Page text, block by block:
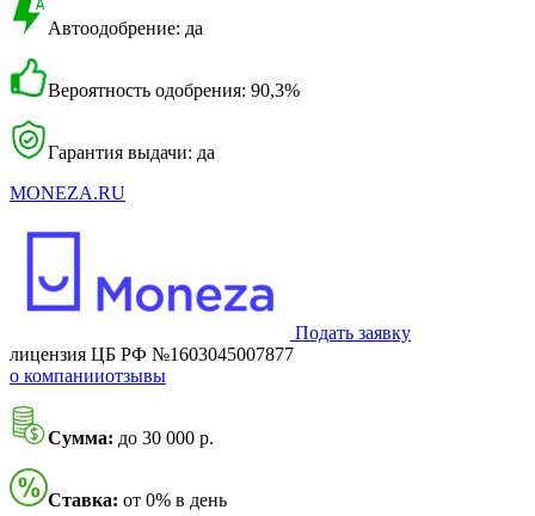
Автоодобрение: да
Вероятность одобрения: 90,3%
Гарантия выдачи: да
MONEZA.RU
Подать заявку
лицензия ЦБ РФ №1603045007877
о компанииотзывы
Сумма: до 30 000 р.
Ставка: от 0% в день